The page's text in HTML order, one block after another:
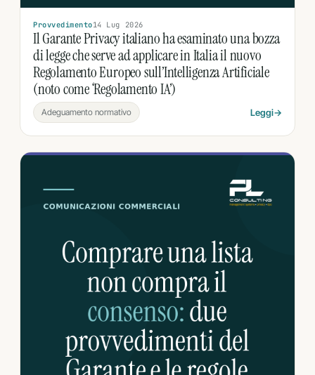
Provvedimento14 Lug 2026
Il Garante Privacy italiano ha esaminato una bozza
di legge che serve ad applicare in Italia il nuovo
Regolamento Europeo sull’Intelligenza Artificiale
(noto come ‘Regolamento IA’)
Adeguamento normativo Leggi→